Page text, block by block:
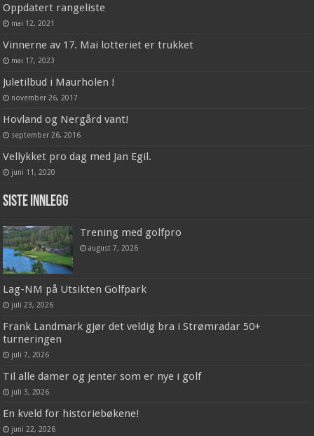
Oppdatert rangeliste
mai 12, 2021
Vinnerne av 17. Mai lotteriet er trukket
mai 17, 2023
Juletilbud i Maurholen !
november 26, 2017
Hovland og Nergård vant!
september 26, 2016
Vellykket pro dag med Jan Egil.
juni 11, 2020
Siste innlegg
Trening med golfpro
august 7, 2026
Lag-NM på Utsikten Golfpark
juli 23, 2026
Frank Landmark gjør det veldig bra i Strømradar 50+
turneringen
juli 7, 2026
Til alle damer og jenter som er nye i golf
juli 3, 2026
En kveld for historiebøkene!
juni 22, 2026